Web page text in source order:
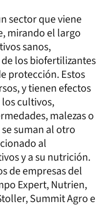
sector que viene
mirando el largo
sanos,
los biofertilizantes
protección. Estos
y tienen efectos
cultivos,
malezas o
suman al otro
al
y a su nutrición.
de empresas del
Expert, Nutrien,
Summit Agro e